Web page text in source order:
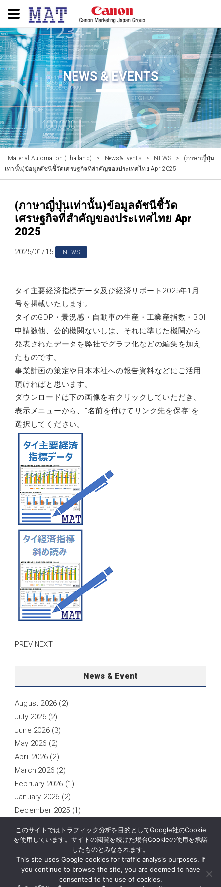
NEWS & EVENTS
Material Automation (Thailand) > News&Events > NEWS >
(ภาษาญี่ปุ่น
เท่านั้น)ข้อมูลดัชนีชี้วัดเศรษฐกิจที่สำคัญของประเทศไทย Apr 2025
(ภาษาญี่ปุ่นเท่านั้น)ข้อมูลดัชนีชี้วัด
เศรษฐกิจที่สำคัญของประเทศไทย Apr
2025
2025/01/15 NEWS
タイ主要経済指標データ及び経済リポート2025年1月
号を掲載いたします。
タイのGDP・景況感・自動車の生産・工業産指数・BOI
申請数他、公的機関ないしは、それに準じた機関から
発表されたデータを弊社でグラフ化などの編集を加え
たものです。
事業計画の策定や日本本社への報告資料などにご活用
頂ければと思います。
ダウンロードは下の画像を右クリックしていただき、
表示メニューから、”名前を付けてリンク先を保存”を
選択してください。
PREV NEXT
News & Event
August 2026 (2)
July 2026(2)
June 2026(3)
May 2026 (2)
April 2026 (2)
March 2026 (2)
February 2026 (1)
January 2026 (2)
December 2025 (1)
October 2025(2)
(1)
このサイトではトラフィック分析を目的としてGoogle社のCookie
を使用しています。サイトの閲覧を続けた場合Cookieの使用を承諾
したものとみなされます。
This site uses Google cookies for traffic analysis purposes. If
you continue to browse the site, you are deemed to have
consented to the use of cookies.